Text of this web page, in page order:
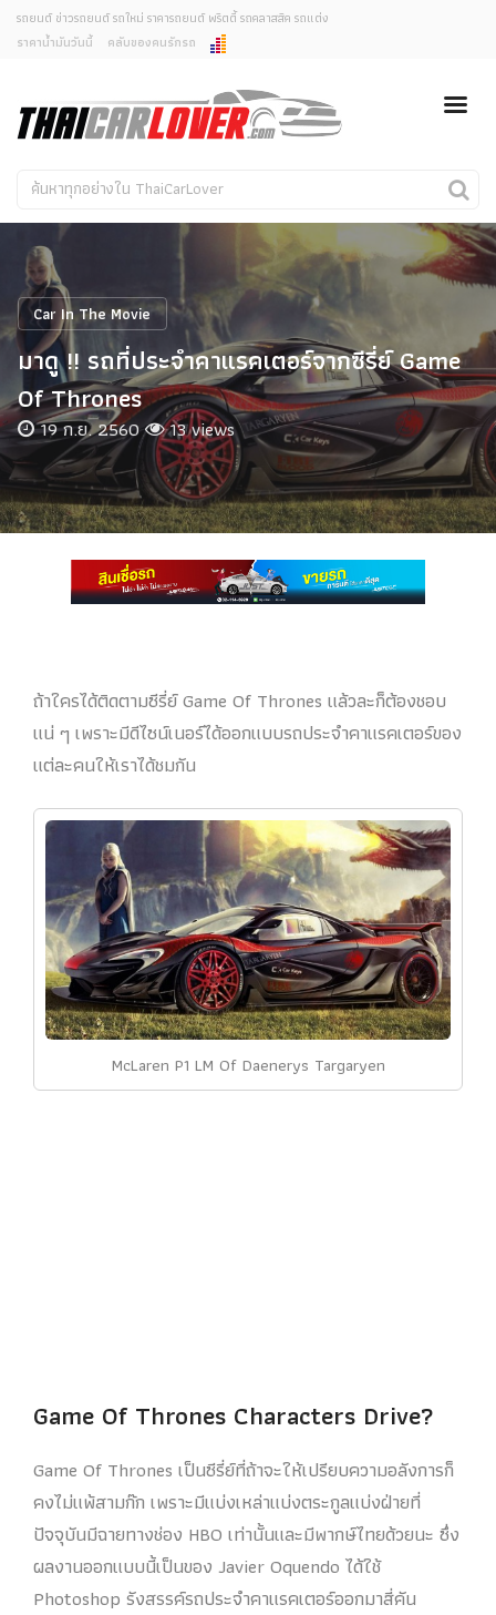
ยกเลิกการแจ้งเตือน
คุณต้องการยกเลิกการแจ้งเตือนข่าวสารเมื่อมีการอัพเดต
ใช่หรือไม่?
ไม่
รถยนต์ ข่าวรถยนต์ รถใหม่ ราคารถยนต์ พริตตี้ รถคลาสสิค รถแต่ง
ราคาน้ำมันวันนี้
คลับของคนรักรถ
รถใหม่
คนรักรถ
รถแต่ง
พริตตี้
งานแสดงรถ
Car In The Movie
สเปคราคา รถยนต์
Car In The Movie
มาดู !! รถที่ประจำคาแรคเตอร์จากซีรี่ย์ Game
Of Thrones
19 ก.ย. 2560 13 views
ถ้าใครได้ติดตามซีรี่ย์ Game Of Thrones แล้วละก็ต้องชอบ
แน่ ๆ เพราะมีดีไซน์เนอร์ได้ออกแบบรถประจำคาแรคเตอร์ของ
แต่ละคนให้เราได้ชมกัน
McLaren P1 LM Of Daenerys Targaryen
Game Of Thrones Characters Drive?
Game Of Thrones เป็นซีรี่ย์ที่ถ้าจะให้เปรียบความอลังการก็
คงไม่แพ้สามก๊ก เพราะมีแบ่งเหล่าแบ่งตระกูลแบ่งฝ่ายที่
ปัจจุบันมีฉายทางช่อง HBO เท่านั้นและมีพากษ์ไทยด้วยนะ ซึ่ง
ผลงานออกแบบนี้เป็นของ Javier Oquendo ได้ใช้
Photoshop รังสรรค์รถประจำคาแรคเตอร์ออกมาสี่คัน